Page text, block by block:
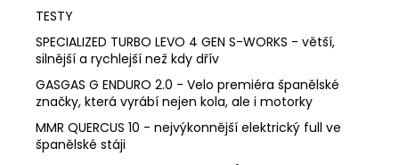
TESTY
SPECIALIZED TURBO LEVO 4 GEN S-WORKS - větší,
silnější a rychlejší než kdy dřív
GASGAS G ENDURO 2.0 - Velo premiéra španělské
značky, která vyrábí nejen kola, ale i motorky
MMR QUERCUS 10 - nejvýkonnější elektrický full ve
španělské stáji